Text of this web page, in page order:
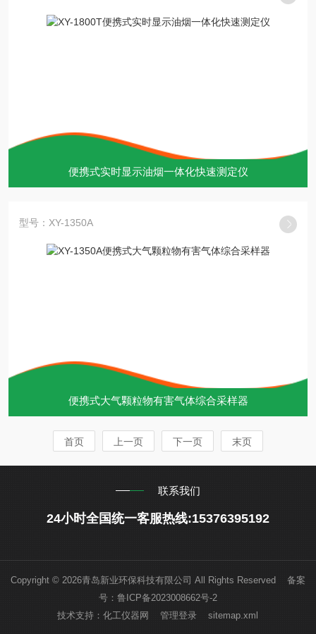
便携式实时显示油烟一体化快速测定仪
型号：XY-1350A
便携式大气颗粒物有害气体综合采样器
首页 上一页 下一页 末页
联系我们
24小时全国统一客服热线:15376395192
Copyright © 2026青岛新业环保科技有限公司 All Rights Reserved 备案
号： 鲁ICP备2023008662号-2
技术支持：化工仪器网 管理登录 sitemap.xml